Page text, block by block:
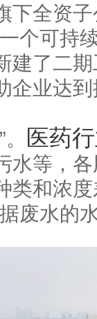
下全资
个可持
建了二
企业达
医药
水等，
类和浓
废水的